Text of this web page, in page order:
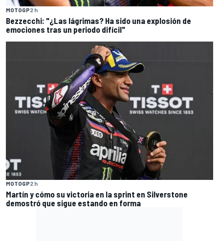
MOTOGP2 h
Bezzecchi: "¿Las lágrimas? Ha sido una explosión de
emociones tras un periodo difícil"
MOTOGP2 h
Martín y cómo su victoria en la sprint en Silverstone
demostró que sigue estando en forma